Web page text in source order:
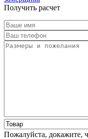
Получить расчет
Пожалуйста, докажите,